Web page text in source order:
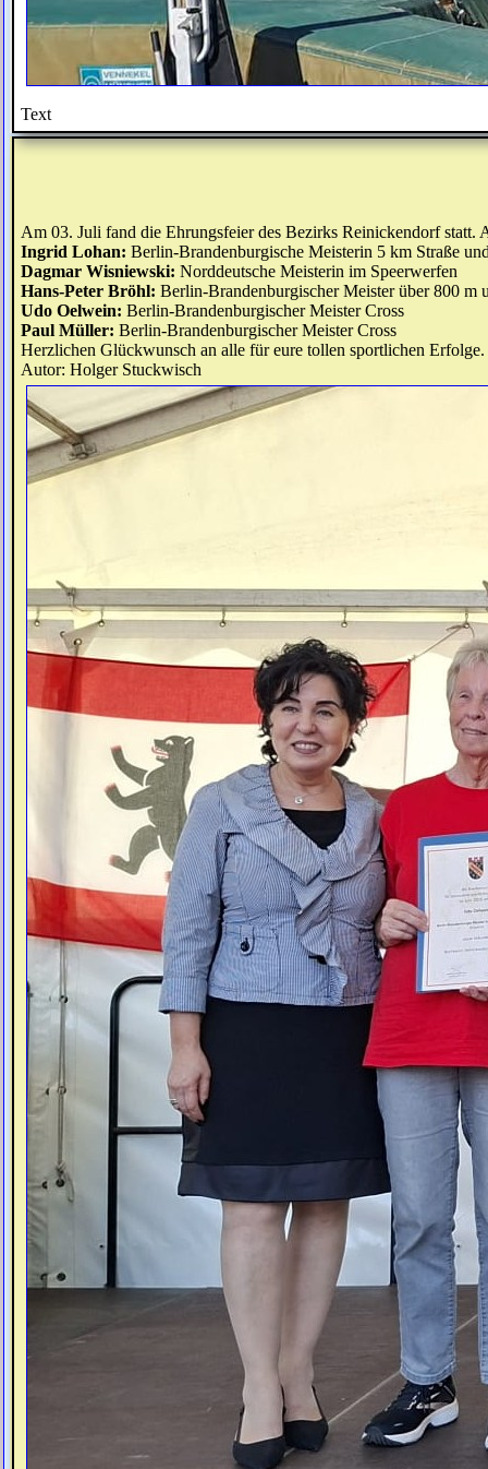
Text
Am 03. Juli fand die Ehrungsfeier des Bezirks Reinickendorf
Ingrid Lohan: Berlin-Brandenburgische Meisterin 5 km Straße
Dagmar Wisniewski: Norddeutsche Meisterin im Speerwerfen
Hans-Peter Bröhl: Berlin-Brandenburgischer Meister über 800 m
Udo Oelwein: Berlin-Brandenburgischer Meister Cross
Paul Müller: Berlin-Brandenburgischer Meister Cross
Herzlichen Glückwunsch an alle für eure tollen sportlichen Erfolge.
Autor: Holger Stuckwisch